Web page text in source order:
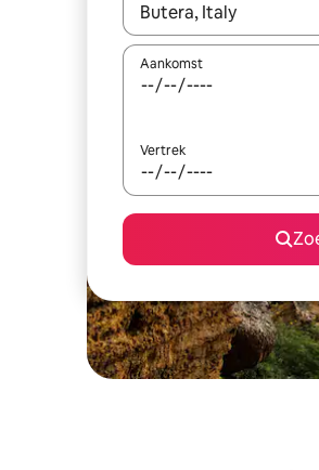
Wanneer er suggesties
Aankomst
Vertrek